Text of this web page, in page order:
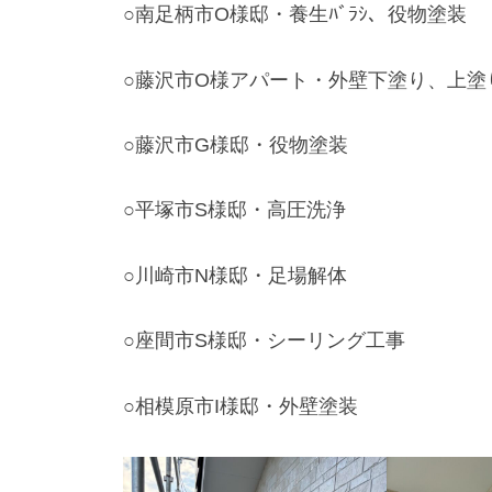
○南足柄市O様邸・養生ﾊﾞﾗｼ、役物塗装
○藤沢市O様アパート・外壁下塗り、上塗
○藤沢市G様邸・役物塗装
○平塚市S様邸・高圧洗浄
○川崎市N様邸・足場解体
○座間市S様邸・シーリング工事
○相模原市I様邸・外壁塗装